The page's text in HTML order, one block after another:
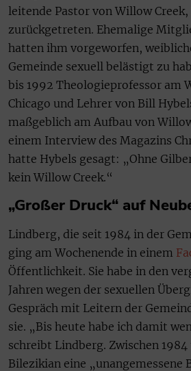
leitende Pastor von Willow
zurückgetreten. Ehemalige
hatten ihm vorgeworfen,
Gemeinde sexuell belästigt zu
bis 1992 Theologieprofessor am
Chicago und Lehrer von Bill
maßgeblich am Aufbau von
einem Interview des Magazins
hatte Hybels gesagt: „Ohne
kein Willow Creek.“
„Großer Druck“ auf
Lindberg, die seit 1984 in der
ging am Wochenende in einem
Öffentlichkeit. Sie habe in den
Jahren wegen der sexuellen
Gespräch mit Leitern der
sie. „Bis heute habe ich damit
schreibt Lindberg. Zwischen 1984
Bilezikian eine „unangemessene